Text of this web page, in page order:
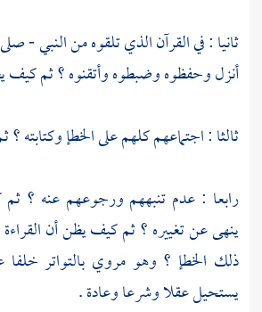
ثانيا : في القرآن الذي تلقوه من النبي -
أنزل وحفظوه وضبطوه وأتقنوه ؟ ثم كيف
ثالثا : اجتماعهم كلهم على الخطإ وكتابته
رابعا : عدم تنبههم ورجوعهم عنه ؟
ينهى عن تغييره ؟ ثم كيف يظن أن
ذلك الخطإ ؟ وهو مروي بالتواتر
يستحيل عقلا وشرعا وعادة .